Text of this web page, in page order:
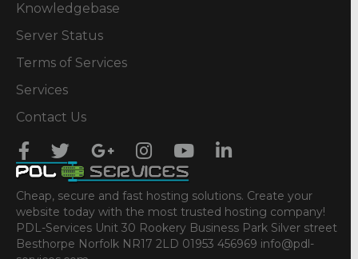
Knowledgebase
Server Status
Terms of Services
Services
Contact Us
Cheap, secure and fast hosting solutions. Create your
website today with the most trusted hosting company!
PDL-Services Unit 30 Rookery Business Park Silver street
Besthorpe Norfolk NR17 2LD 01953 456969 info@pdl-